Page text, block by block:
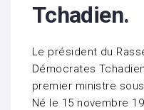
Tchadien.
Le président du
Démocrates
premier ministre
Né le 15 novembre